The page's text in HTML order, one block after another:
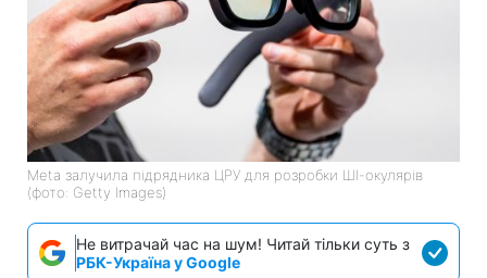
Meta залучила підрядника ЦРУ для розробки ШІ-окулярів
(фото: Getty Images)
Не витрачай час на шум! Читай тільки суть з
РБК-Україна у Google